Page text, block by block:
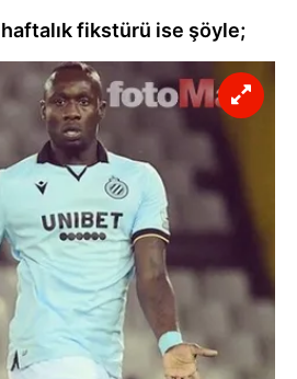
haftalık fikstürü ise şöyle;